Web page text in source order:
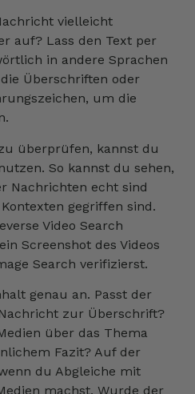
vielleicht
auf? Lass den Text per
in andere Sprachen
Überschriften oder
um die
überprüfen, kannst du
So kannst du sehen,
Nachrichten echt sind
gegriffen sind.
Video Search
Screenshot des Videos
Search verifizierst.
genau an. Passt der
zur Überschrift?
über das Thema
Fazit? Auf der
du Abgleiche mit
machst. Wurde der